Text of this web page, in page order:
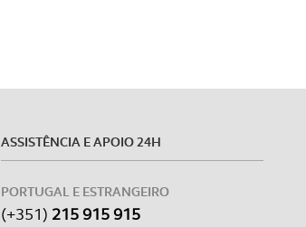
ASSISTÊNCIA E APOIO 24H
PORTUGAL E ESTRANGEIRO
(+351) 215 915 915